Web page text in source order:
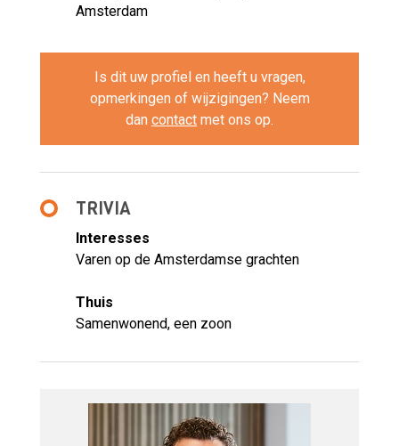
Amsterdam
Is dit uw profiel en heeft u vragen,
opmerkingen of wijzigingen? Neem
dan contact met ons op.
TRIVIA
Interesses
Varen op de Amsterdamse grachten
Thuis
Samenwonend, een zoon